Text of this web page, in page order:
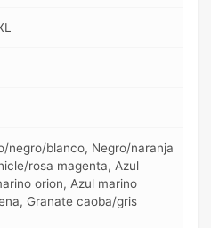
negro/blanco, Negro/naranja
rosa magenta, Azul
orion, Azul marino
Granate caoba/gris